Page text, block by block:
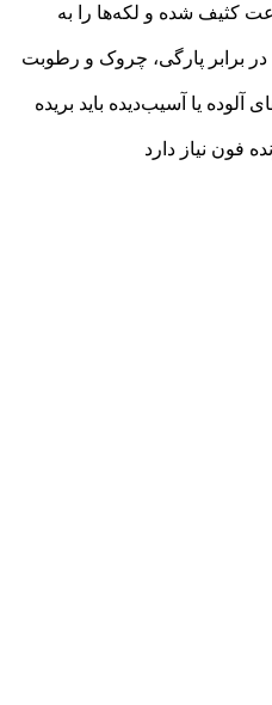
کثیف شده و لکه‌ها را به
در برابر پارگی، چروک و رطوبت
یا آسیب‌دیده باید بریده
فون نیاز دارد